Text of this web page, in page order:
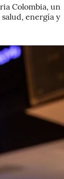
Colombia, un
energía y